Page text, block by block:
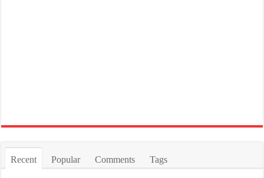
Recent Popular Comments Tags